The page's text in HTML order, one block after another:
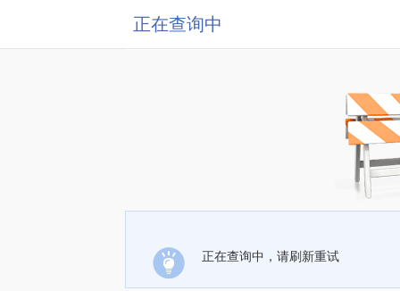
正在查询中
正在查询中，请刷新重试